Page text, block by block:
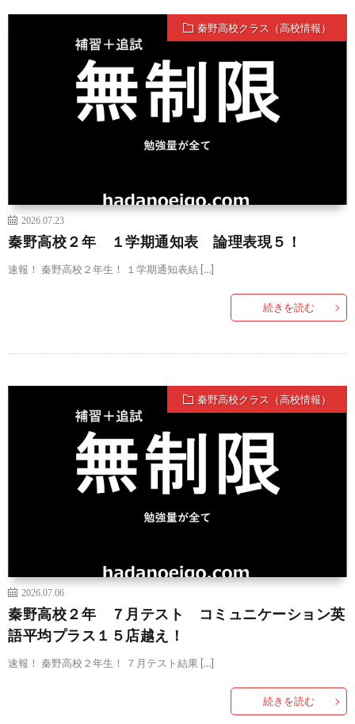
秦野高校クラス（高校情報）
2026.07.23
秦野高校２年 １学期通知表 論理表現５！
速報！ 秦野高校２年生！ １学期通知表結 […]
続きを読む
秦野高校クラス（高校情報）
2026.07.06
秦野高校２年 ７月テスト コミュニケーション英
語平均プラス１５店越え！
速報！ 秦野高校２年生！ ７月テスト結果 […]
続きを読む